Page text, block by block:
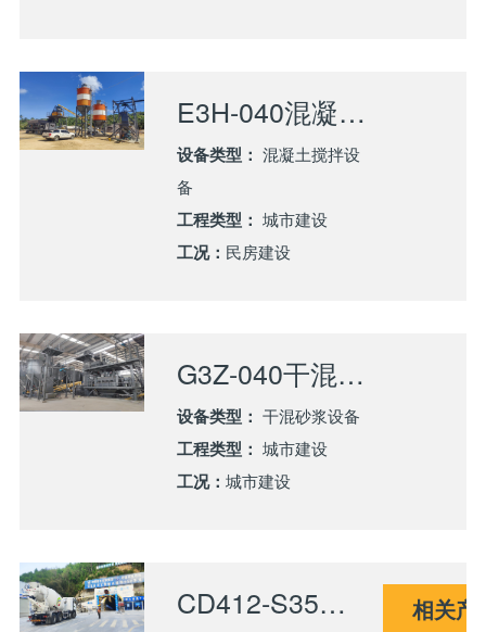
E3H-040混凝土搅拌站应用于菲律宾民房建设项目
设备类型： 混凝土搅拌设
备
工程类型： 城市建设
工况： 民房建设
G3Z-040干混砂浆搅拌站应用于四川城市建设
设备类型： 干混砂浆设备
工程类型： 城市建设
工况：城市建设
CD412-S35纯电混凝土搅拌车助力引江补汉超级工程绿色建设 相关产